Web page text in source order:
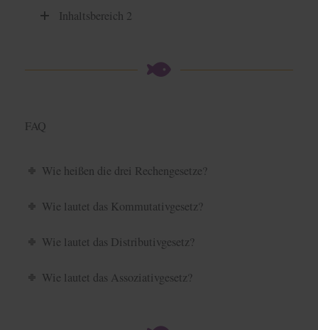
Inhaltsbereich 2
FAQ
Wie heißen die drei Rechengesetze?
Wie lautet das Kommutativgesetz?
Wie lautet das Distributivgesetz?
Wie lautet das Assoziativgesetz?